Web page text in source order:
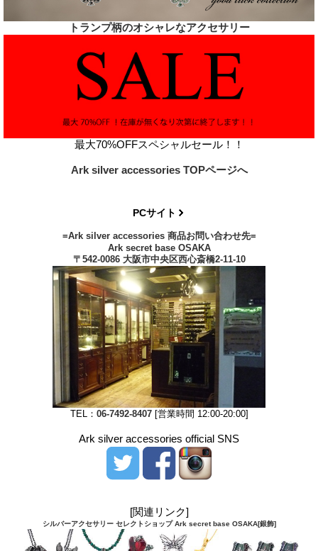
トランプ柄のオシャレなアクセサリー
最大70%OFFスペシャルセール！！
Ark silver accessories TOPページへ
PCサイト
=Ark silver accessories 商品お問い合わせ先=
Ark secret base OSAKA
〒542-0086 大阪市中央区西心斎橋2-11-10
TEL： 06-7492-8407[営業時間 12:00-20:00]
Ark silver accessories official SNS
[関連リンク]
シルバーアクセサリー セレクトショップ Ark secret base OSAKA[銀飾]